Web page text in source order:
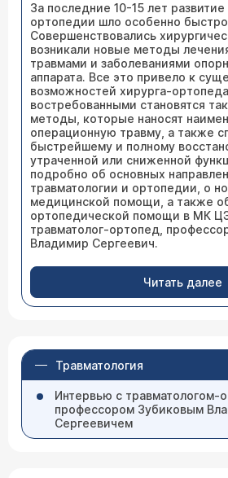
За последние 10-15 лет
ортопедии шло особенно
Совершенствовались
возникали новые методы
травмами и заболеваниями
аппарата. Все это привело к
возможностей хирурга-
востребованными становятся
методы, которые наносят
операционную травму, а также
быстрейшему и полному
утраченной или сниженной
подробно об основных
травматологии и ортопедии, о
медицинской помощи, а также
ортопедической помощи в МК
травматолог-ортопед,
Владимир Сергеевич.
Читать далее
Травматология
Интервью с травматологом-
профессором Зубиковым
Сергеевичем